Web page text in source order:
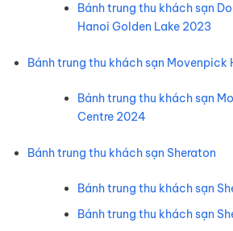
Bánh trung thu khách sạn
Hanoi Golden Lake 2023
Bánh trung thu khách sạn Movenpick
Bánh trung thu khách sạn
Centre 2024
Bánh trung thu khách sạn Sheraton
Bánh trung thu khách sạn
Bánh trung thu khách sạn